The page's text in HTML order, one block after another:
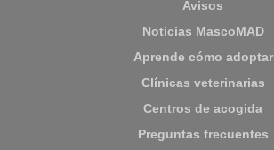
Avisos
Noticias MascoMAD
Aprende cómo adoptar
Clínicas veterinarias
Centros de acogida
Preguntas frecuentes